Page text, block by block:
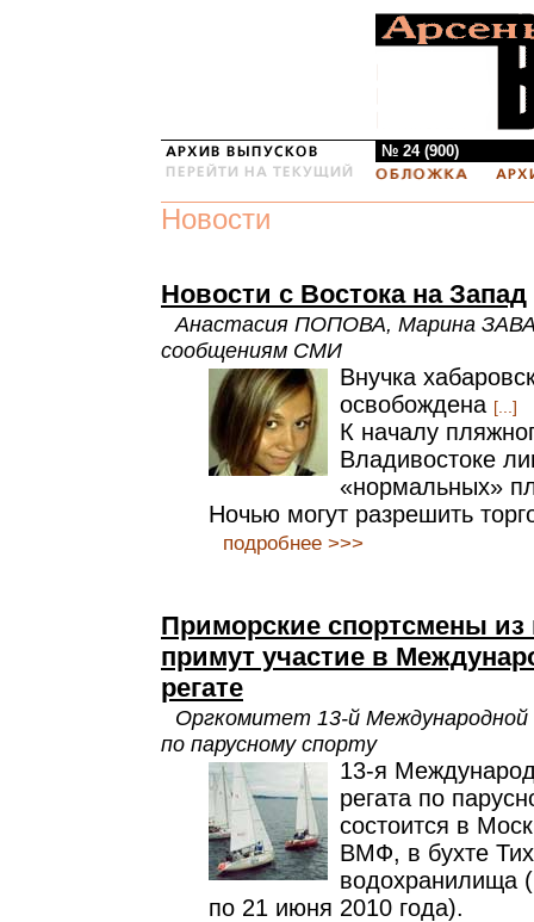
№ 24 (900)
Новости
Новости с Востока на Запад
Анастасия ПОПОВА, Марина
сообщениям СМИ
Внучка
освобождена [...]
К началу
Владивостоке
«нормальных»
Ночью могут разрешить
подробнее >>>
Приморские спортсмены из
примут участие в
регате
Оргкомитет 13-й
по парусному спорту
13-я
регата по
состоится в
ВМФ, в бухте
водохранилища
по 21 июня 2010 года).